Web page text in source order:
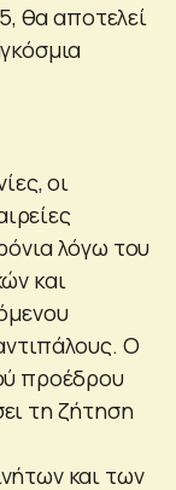
θα αποτελεί
οι
λόγω του
και
Ο
προέδρου
τη ζήτηση
και των